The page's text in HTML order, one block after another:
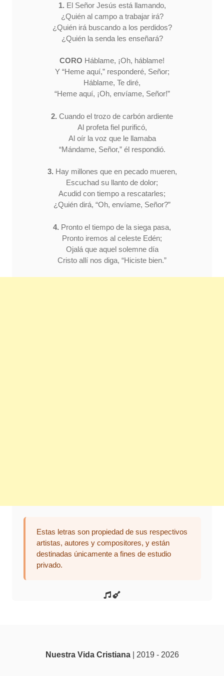
1. El Señor Jesús está llamando,
¿Quién al campo a trabajar irá?
¿Quién irá buscando a los perdidos?
¿Quién la senda les enseñará?
CORO Háblame, ¡Oh, háblame!
Y “Heme aquí,” responderé, Señor;
Háblame, Te diré,
“Heme aquí, ¡Oh, envíame, Señor!”
2. Cuando el trozo de carbón ardiente
Al profeta fiel purificó,
Al oír la voz que le llamaba
“Mándame, Señor,” él respondió.
3. Hay millones que en pecado mueren,
Escuchad su llanto de dolor;
Acudid con tiempo a rescatarles;
¿Quién dirá, “Oh, envíame, Señor?”
4. Pronto el tiempo de la siega pasa,
Pronto iremos al celeste Edén;
Ojalá que aquel solemne día
Cristo allí nos diga, “Hiciste bien.”
Estas letras son propiedad de sus respectivos
artistas, autores y compositores, y están
destinadas únicamente a fines de estudio
privado.
Nuestra Vida Cristiana| 2019 - 2026